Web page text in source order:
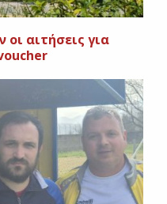
αιτήσεις για